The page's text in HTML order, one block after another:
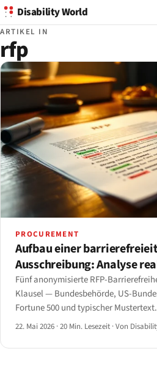
Disability World
ARTIKEL IN
rfp
PROCUREMENT
Aufbau einer
Ausschreibung: Analyse
Fünf anonymisierte RFP-
Klausel — Bundesbehörde, US-
Fortune 500 und typischer Mustertext.
22. Mai 2026 ·20 Min. Lesezeit ·Von